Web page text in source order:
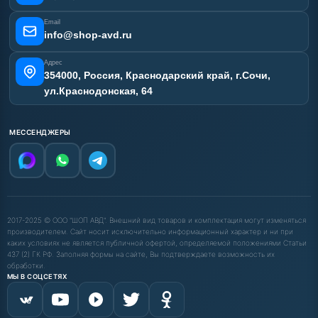
Email
info@shop-avd.ru
Адрес
354000, Россия, Краснодарский край, г.Сочи,
ул.Краснодонская, 64
МЕССЕНДЖЕРЫ
2017-2025 © ООО "ШОП АВД". Внешний вид товаров и комплектация могут изменяться
производителем. Сайт носит исключительно информационный характер и ни при
каких условиях не является публичной офертой, определяемой положениями Статьи
437 (2) ГК РФ. Заполняя формы на сайте, Вы подтверждаете возможность их
обработки.
МЫ В СОЦСЕТЯХ